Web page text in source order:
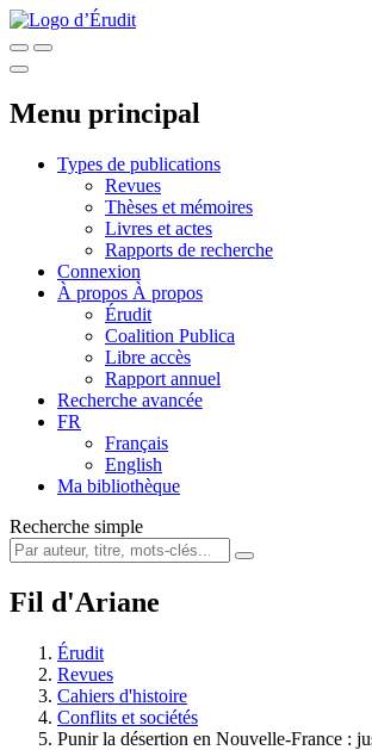
Menu principal
Types de publications
Revues
Thèses et mémoires
Livres et actes
Rapports de recherche
Connexion
À propos À propos
Érudit
Coalition Publica
Libre accès
Rapport annuel
Recherche avancée
FR
Français
English
Ma bibliothèque
Recherche simple
Fil d'Ariane
Érudit
Revues
Cahiers d'histoire
Conflits et sociétés
Punir la désertion en Nouvelle-France :